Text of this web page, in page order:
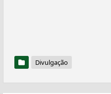
Divulgação